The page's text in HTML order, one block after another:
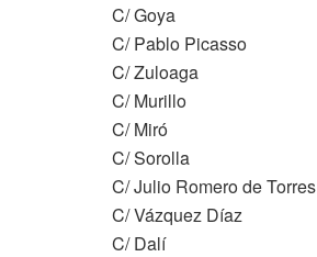
C/ Goya
C/ Pablo Picasso
C/ Zuloaga
C/ Murillo
C/ Miró
C/ Sorolla
C/ Julio Romero de Torres
C/ Vázquez Díaz
C/ Dalí